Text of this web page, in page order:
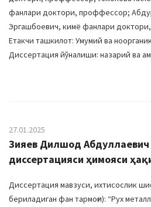
фанлари доктори, проффессор;
Эргашбоевич, кимё фанлари
Етакчи ташкилот: Умумий ва
Диссертация йўналиши: назарий ва
27.01.2025
Зияев Дилшод
диссертацияси ҳимояси
Диссертация мавзуси, ихтисослик
бериладиган фан тармоғи): “Рух